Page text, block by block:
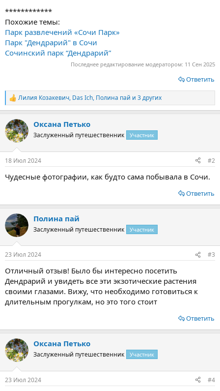
************
Похожие темы:
Парк развлечений «Сочи Парк»
Парк "Дендрарий" в Сочи
Сочинский парк “Дендрарий”
Последнее редактирование модератором: 11 Сен 2025
Ответить
Р
е
к
ц
и
Лилия Козакевич, Das Ich, Полина пай и 3 других
Оксана Петько
Заслуженный путешественник Участник
18 Июл 2024 #2
Чудесные фотографии, как будто сама побывала в Сочи.
Ответить
Полина пай
Заслуженный путешественник Участник
23 Июл 2024 #3
Отличный отзыв! Было бы интересно посетить
Дендрарий и увидеть все эти экзотические растения
своими глазами. Вижу, что необходимо готовиться к
длительным прогулкам, но это того стоит
Ответить
Оксана Петько
Заслуженный путешественник Участник
23 Июл 2024 #4